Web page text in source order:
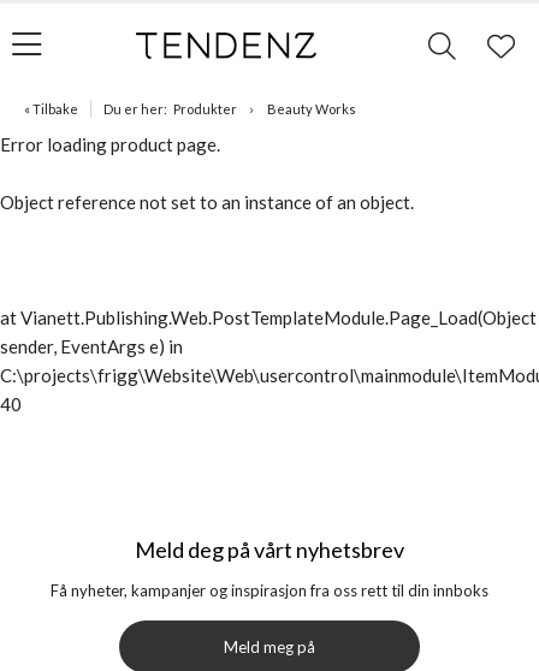
« Tilbake Du er her: Produkter Beauty Works
Error loading product page.
Object reference not set to an instance of an object.
at Vianett.Publishing.Web.PostTemplateModule.Page_Load(Object
sender, EventArgs e) in
40
Meld deg på vårt nyhetsbrev
Få nyheter, kampanjer og inspirasjon fra oss rett til din innboks
Meld meg på